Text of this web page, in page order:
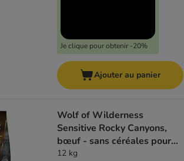
Je clique pour obtenir -20%
Ajouter au panier
Wolf of Wilderness
Sensitive Rocky Canyons,
bœuf - sans céréales pour
chien
12 kg